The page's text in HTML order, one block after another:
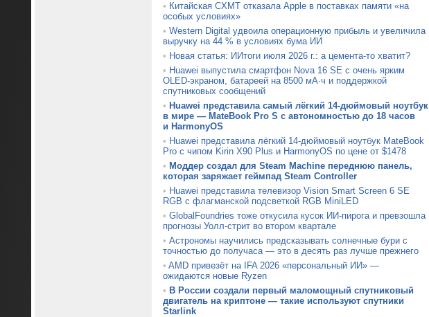
• Китайская CXMT отказала Apple в поставках памяти «на
особых условиях»
• Western Digital удвоила операционную прибыль и увеличила
выручку на 44 % в условиях бума ИИ
• Новая статья: ИИтоги июля 2026 г.: а цемента-то хватит?
• Huawei выпустила смартфон Nova 16 SE с очень ярким
OLED-экраном, батареей на 8500 мА·ч и поддержкой
спутниковых сообщений
• Huawei представила самый лёгкий 14-дюймовый ноутбук
в мире — MateBook Pro S с автономностью до 18 часов
и HarmonyOS
• Huawei представила лёгкий 14-дюймовый ноутбук MateBook
Pro с чипом Kirin X90 Plus и HarmonyOS по цене от $1478
• Моддер создал для Steam Machine переднюю панель,
которая заряжает геймпад Steam Controller
• Huawei представила телевизор Vision Smart Screen 6 SE
RGB с флагманской подсветкой RGB MiniLED
• GlobalFoundries тоже откусила кусок ИИ-пирога и превзошла
прогнозы Уолл-стрит во втором квартале
• Астрономы научились предсказывать солнечные бури с
точностью до получаса — это в десять раз лучше прежнего
• AMD привезёт на IFA 2026 «персональный ИИ» —
ожидаются новые Ryzen
• В России создали первый маломощный спутниковый
двигатель на криптоне — такие используют спутники
Starlink